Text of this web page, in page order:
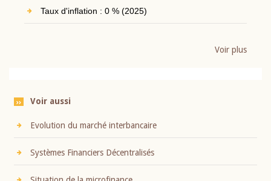
Taux d'inflation : 0 % (2025)
Voir plus
Voir aussi
Evolution du marché interbancaire
Systèmes Financiers Décentralisés